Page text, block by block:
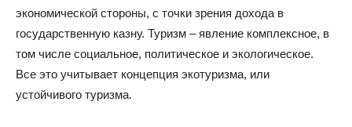
экономической стороны, с точки зрения дохода в
государственную казну. Туризм – явление комплексное, в
том числе социальное, политическое и экологическое.
Все это учитывает концепция экотуризма, или
устойчивого туризма.